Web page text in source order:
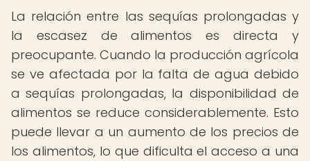
La relación entre las sequías prolongadas y
la escasez de alimentos es directa y
preocupante. Cuando la producción agrícola
se ve afectada por la falta de agua debido
a sequías prolongadas, la disponibilidad de
alimentos se reduce considerablemente. Esto
puede llevar a un aumento de los precios de
los alimentos, lo que dificulta el acceso a una